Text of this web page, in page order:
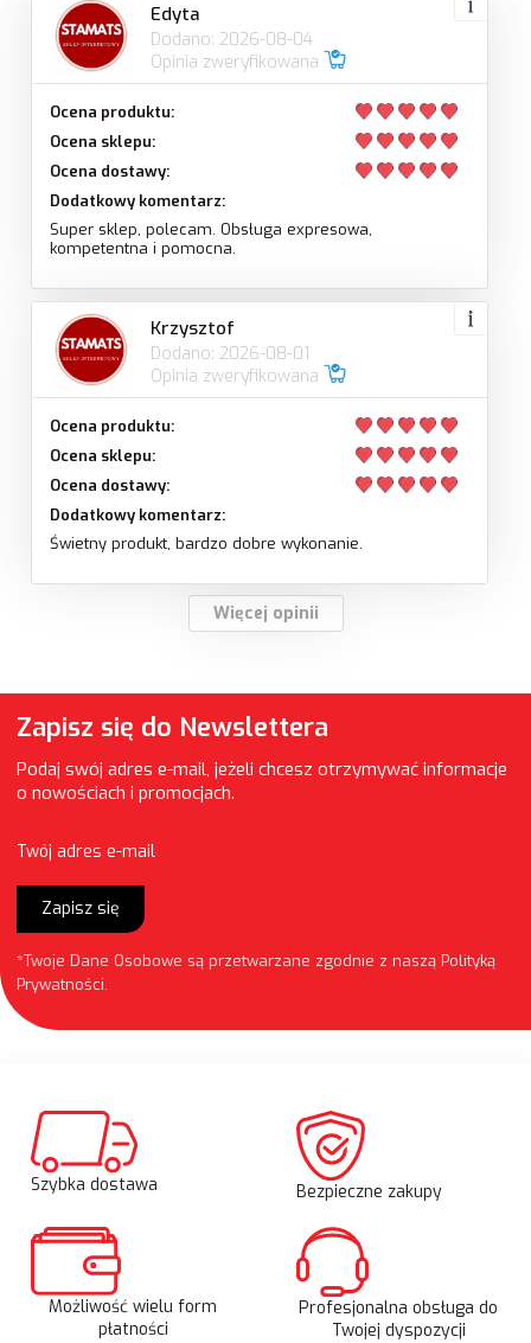
Edyta
Dodano: 2026-08-04
Opinia zweryfikowana
Ocena produktu:
Ocena sklepu:
Ocena dostawy:
Dodatkowy komentarz:
Super sklep, polecam. Obsługa expresowa,
kompetentna i pomocna.
Krzysztof
Dodano: 2026-08-01
Opinia zweryfikowana
Ocena produktu:
Ocena sklepu:
Ocena dostawy:
Dodatkowy komentarz:
Świetny produkt, bardzo dobre wykonanie.
Więcej opinii
Zapisz się do Newslettera
Podaj swój adres e-mail, jeżeli chcesz otrzymywać informacje
o nowościach i promocjach.
Twój adres e-mail
Zapisz się
*Twoje Dane Osobowe są przetwarzane zgodnie z naszą Polityką
Prywatności.
Szybka dostawa Bezpieczne zakupy
Możliwość wielu form
płatności
Profesjonalna obsługa do
Twojej dyspozycji